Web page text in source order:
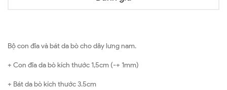
Bộ con đỉa và bát da bò cho dây lưng nam.
+ Con đỉa da bò kích thước 1,5cm (-+ 1mm)
+ Bát da bò kích thước 3.5cm